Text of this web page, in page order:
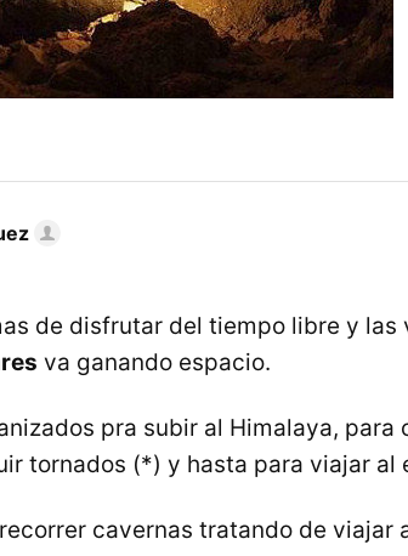
de disfrutar del tiempo libre y las
va ganando espacio.
pra subir al Himalaya, para
tornados (*) y hasta para viajar al
cavernas tratando de viajar